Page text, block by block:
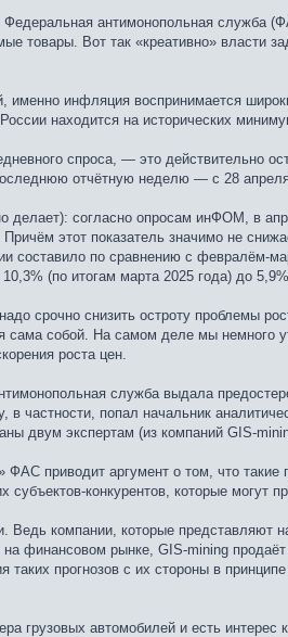
антимонопольная служба
товары. Вот так «креативно»
именно инфляция воспринимается
находится на исторических
спроса, — это действительно
отчётную неделю — с 28
делает): согласно опросам инФОМ, в
этот показатель значимо не
по сравнению с февралём-
(по итогам марта 2025 года) до
срочно снизить остроту проблемы
сама собой. На самом деле мы
роста цен.
служба выдала
частности, попал начальник
двум экспертам (из компаний GIS-
ФАС приводит аргумент о том, что
субъектов-конкурентов, которые могут
Ведь компании, которые
финансовом рынке, GIS-mining
таких прогнозов с их стороны в
грузовых автомобилей и есть